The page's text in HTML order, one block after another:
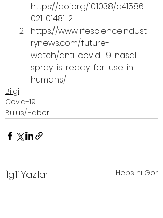
https://doi.org/10.1038/d41586-
021-01481-2
https://www.lifescienceindust
rynews.com/future-
watch/anti-covid-19-nasal-
spray-is-ready-for-use-in-
humans/
Bilgi
Covid-19
Buluş/Haber
İlgili Yazılar Hepsini Gör